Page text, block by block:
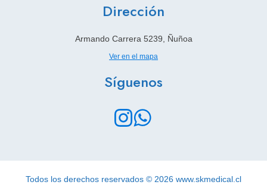
Dirección
Armando Carrera 5239, Ñuñoa
Ver en el mapa
Síguenos
Todos los derechos reservados © 2026 www.skmedical.cl